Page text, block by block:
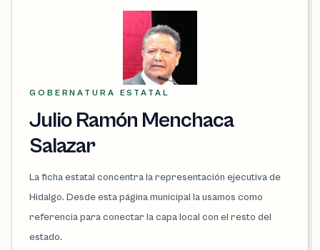
GOBERNATURA ESTATAL
Julio Ramón Menchaca
Salazar
La ficha estatal concentra la representación ejecutiva de
Hidalgo. Desde esta página municipal la usamos como
referencia para conectar la capa local con el resto del
estado.